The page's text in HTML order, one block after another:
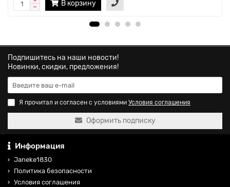
В корзину
Подпишитесь на наши новости!
Новинки, скидки, предложения!
Я прочитал и согласен с условиями Условия соглашения
Оформить подписку
Информация
Janeke1830
Политика безопасности
Условия соглашения